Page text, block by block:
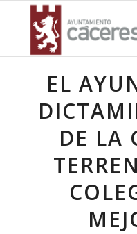
EL
DE LA